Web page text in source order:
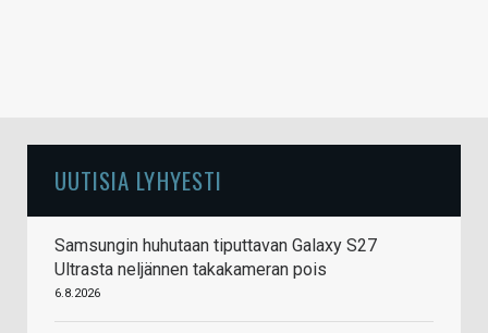
UUTISIA LYHYESTI
Samsungin huhutaan tiputtavan Galaxy S27
Ultrasta neljännen takakameran pois
6.8.2026